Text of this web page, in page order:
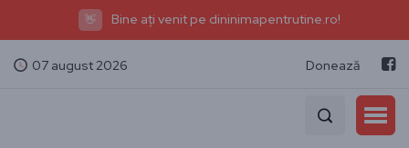
👋 Bine ați venit pe dininimapentrutine.ro!
07 august 2026 Donează